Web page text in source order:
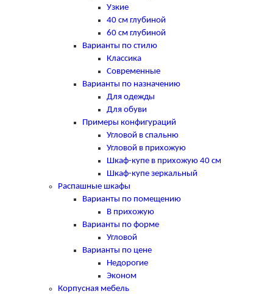
Узкие
40 см глубиной
60 см глубиной
Варианты по стилю
Классика
Современные
Варианты по назначению
Для одежды
Для обуви
Примеры конфигураций
Угловой в спальню
Угловой в прихожую
Шкаф-купе в прихожую 40 см
Шкаф-купе зеркальный
Распашные шкафы
Варианты по помещению
В прихожую
Варианты по форме
Угловой
Варианты по цене
Недорогие
Эконом
Корпусная мебель